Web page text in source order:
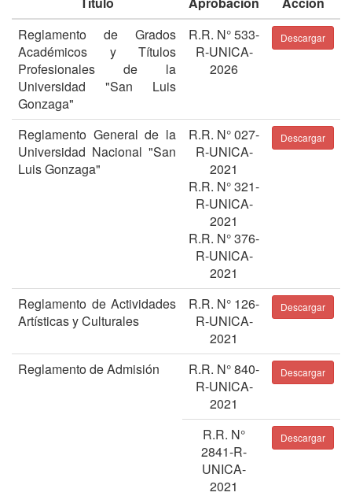
Reglamento de Grados
Académicos y Títulos
Profesionales de la
Universidad "San Luis
Gonzaga"
R.R. N° 533-
R-UNICA-
2026
Descargar
Reglamento General de la
Universidad Nacional "San
Luis Gonzaga"
R.R. N° 027-
R-UNICA-
2021
R.R. N° 321-
R-UNICA-
2021
R.R. N° 376-
R-UNICA-
2021
Descargar
Reglamento de Actividades
Artísticas y Culturales
R.R. N° 126-
R-UNICA-
2021
Descargar
Reglamento de Admisión
R.R. N° 840-
R-UNICA-
2021
Descargar
R.R. N°
2841-R-
UNICA-
2021
Descargar